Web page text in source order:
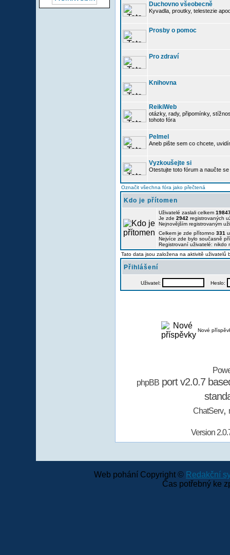
Duchovno všeobecně
Kyvadla, proutky, telestezie
Prosby o pomoc
Pro zdraví
Knihovna
ReikiWeb
otázky, rady, připomínky,
tohoto fóra
Pelmel
Aneb pište sem co chcete,
Vyzkoušejte si
Otestujte toto fórum a naučte
Označit všechna fóra jako přečtená
Kdo je přítomen
Uživatelé zaslali celkem
Je zde 2942 registrovaných
Nejnovějším registrovaným
Celkem je zde přítomno 331
Nejvíce zde bylo současně
Registrovaní uživatelé: nikdo
Tato data jsou založena na aktivitě uživatelů
Přihlášení
Uživatel: Heslo:
Nové
phpBBport v2.0.7
ChatServ,
Version
Web pohání Copyright © Redakční
Čas potřebný ke